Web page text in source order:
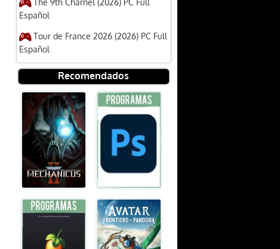
Español
Tour de France 2026 (2026) PC Full
Español
Recomendados